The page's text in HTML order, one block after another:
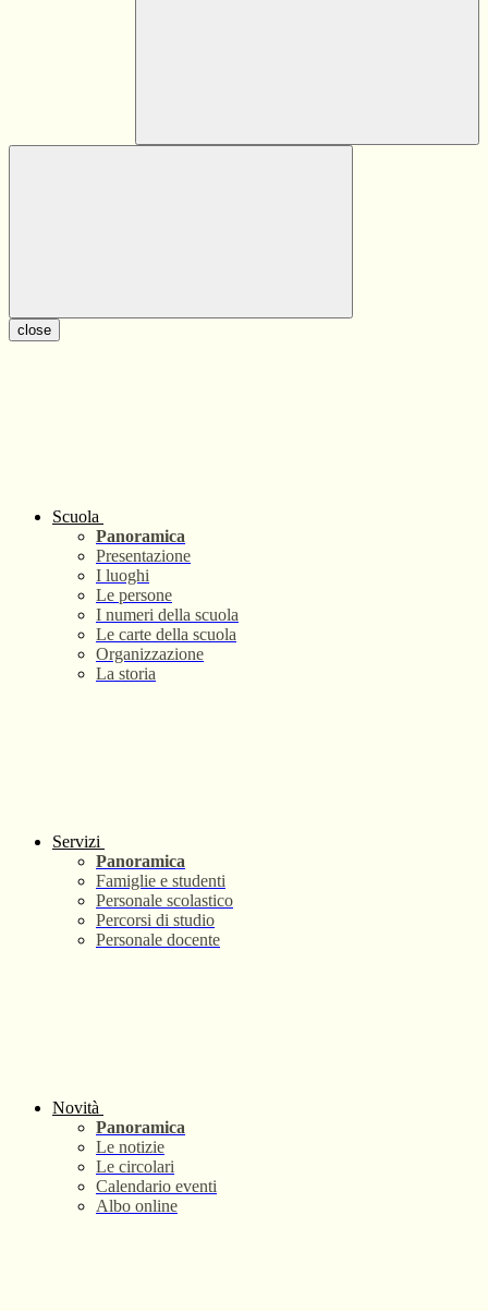
close
Scuola
Panoramica
Presentazione
I luoghi
Le persone
I numeri della scuola
Le carte della scuola
Organizzazione
La storia
Servizi
Panoramica
Famiglie e studenti
Personale scolastico
Percorsi di studio
Personale docente
Novità
Panoramica
Le notizie
Le circolari
Calendario eventi
Albo online